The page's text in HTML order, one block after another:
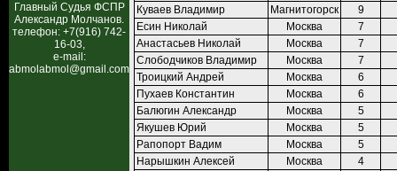
Главный Судья ФСПР
Александр Молчанов.
телефон: +7(916) 742-
16-03,
e-mail:
abmolabmol@gmail.com
Куваев Владимир
Магнитогорск
9
Есин Николай
Москва
7
Анастасьев Николай
Москва
7
Слободчиков Владимир
Москва
7
Троицкий Андрей
Москва
6
Пухаев Константин
Москва
6
Балюгин Александр
Москва
5
Якушев Юрий
Москва
5
Рапопорт Вадим
Москва
5
Нарышкин Алексей
Москва
4